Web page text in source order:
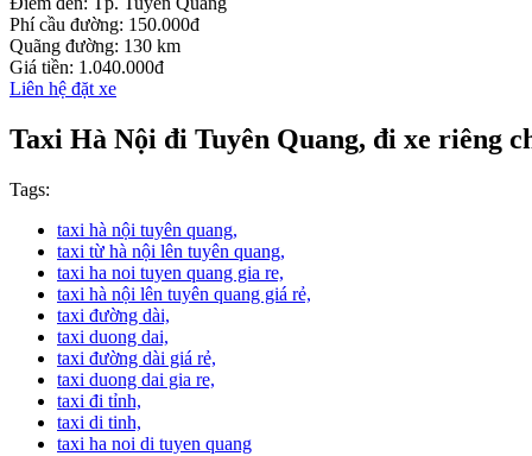
Phí cầu đường: 150.000đ
Quãng đường: 130 km
Giá tiền: 1.040.000đ
Liên hệ đặt xe
Taxi Hà Nội đi Tuyên Quang, đi xe riêng
Tags:
taxi hà nội tuyên quang,
taxi từ hà nội lên tuyên quang,
taxi ha noi tuyen quang gia re,
taxi hà nội lên tuyên quang giá rẻ,
taxi đường dài,
taxi duong dai,
taxi đường dài giá rẻ,
taxi duong dai gia re,
taxi đi tỉnh,
taxi di tinh,
taxi ha noi di tuyen quang